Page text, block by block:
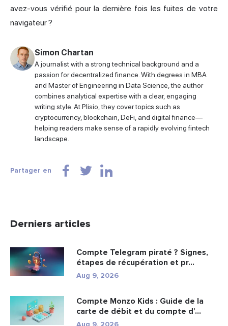
avez-vous vérifié pour la dernière fois les fuites de votre
navigateur ?
Simon Chartan
A journalist with a strong technical background and a
passion for decentralized finance. With degrees in MBA
and Master of Engineering in Data Science, the author
combines analytical expertise with a clear, engaging
writing style. At Plisio, they cover topics such as
cryptocurrency, blockchain, DeFi, and digital finance—
helping readers make sense of a rapidly evolving fintech
landscape.
Partager en
Derniers articles
Compte Telegram piraté ? Signes,
étapes de récupération et pr...
Aug 9, 2026
Compte Monzo Kids : Guide de la
carte de débit et du compte d’...
Aug 9, 2026